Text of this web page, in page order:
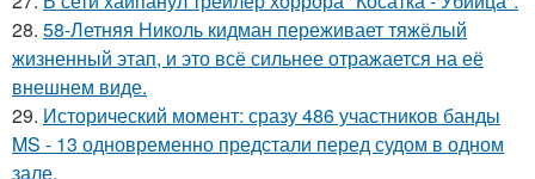
28. 58-Летняя Николь кидман переживает тяжёлый
жизненный этап, и это всё сильнее отражается на её
внешнем виде.
29. Исторический момент: сразу 486 участников банды
MS - 13 одновременно предстали перед судом в одном
зале.